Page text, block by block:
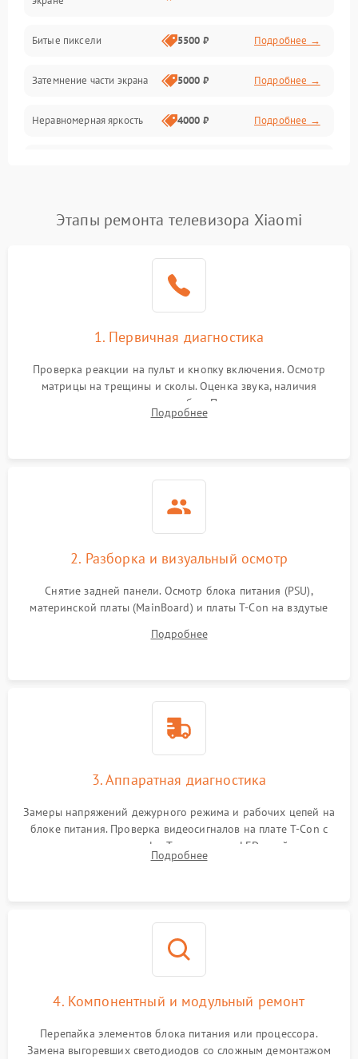
Механические повреждения
Программное обеспечение
Сеть и подключения
Битые пиксели 5500 ₽ Подробнее →
Затемнение части экрана 5000 ₽ Подробнее →
Неравномерная яркость 4000 ₽ Подробнее →
Этапы ремонта телевизора Xiaomi
1. Первичная диагностика
Проверка реакции на пульт и кнопку включения. Осмотр
матрицы на трещины и сколы. Оценка звука, наличия
подсветки и индикаторов ошибок. Подключение тестовых
источников сигнала для выявления симптомов поломки.
Подробнее
2. Разборка и визуальный осмотр
Снятие задней панели. Осмотр блока питания (PSU),
материнской платы (MainBoard) и платы T-Con на вздутые
Проверка надежности фиксации и целостности шлейфов.
Подробнее
3. Аппаратная диагностика
Замеры напряжений дежурного режима и рабочих цепей на
блоке питания. Проверка видеосигналов на плате T-Con с
помощью осциллографа. Тестирование LED-драйвера и
светодиодных планок подсветки мультиметром.
Подробнее
4. Компонентный и модульный ремонт
Перепайка элементов блока питания или процессора.
Замена выгоревших светодиодов со сложным демонтажом